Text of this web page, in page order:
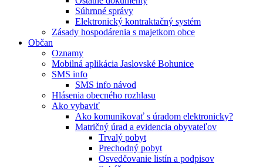
Súhrnné správy
Elektronický kontraktačný systém
Zásady hospodárenia s majetkom obce
Občan
Oznamy
Mobilná aplikácia Jaslovské Bohunice
SMS info
SMS info návod
Hlásenia obecného rozhlasu
Ako vybaviť
Ako komunikovať s úradom elektronicky?
Matričný úrad a evidencia obyvateľov
Trvalý pobyt
Prechodný pobyt
Osvedčovanie listín a podpisov